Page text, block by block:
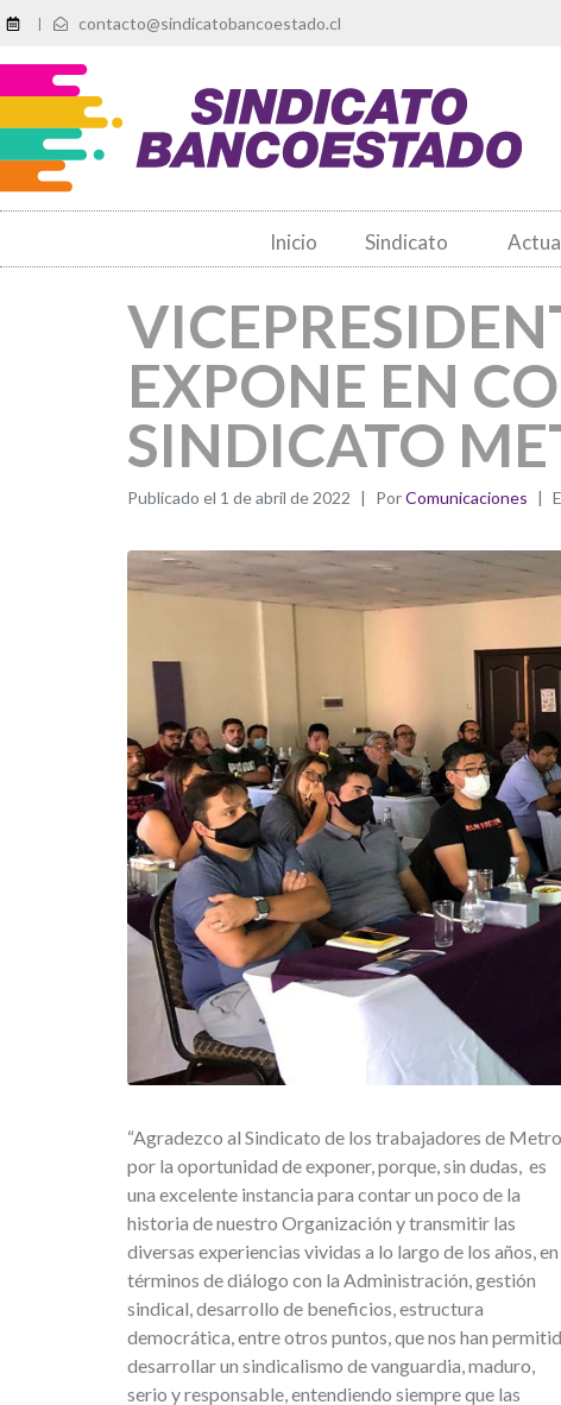
| contacto@sindicatobancoestado.cl
Inicio Sindicato
EXPONE EN
SINDICATO
Publicado el 1 de abril de 2022 PorComunicaciones
“Agradezco al Sindicato de los trabajadores de Metro
por la oportunidad de exponer, porque, sin dudas, es
una excelente instancia para contar un poco de la
historia de nuestro Organización y transmitir las
diversas experiencias vividas a lo largo de los años, en
términos de diálogo con la Administración, gestión
sindical, desarrollo de beneficios, estructura
democrática, entre otros puntos, que nos han
desarrollar un sindicalismo de vanguardia, maduro,
serio y responsable, entendiendo siempre que las